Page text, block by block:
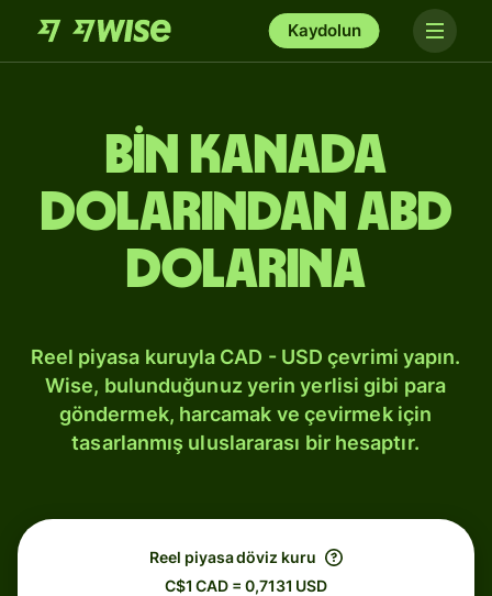
Kaydolun
bin Kanada
dolarından ABD
dolarına
Reel piyasa kuruyla CAD - USD çevrimi yapın.
Wise, bulunduğunuz yerin yerlisi gibi para
göndermek, harcamak ve çevirmek için
tasarlanmış uluslararası bir hesaptır.
Reel piyasa döviz kuru
C$1 CAD = 0,7131 USD